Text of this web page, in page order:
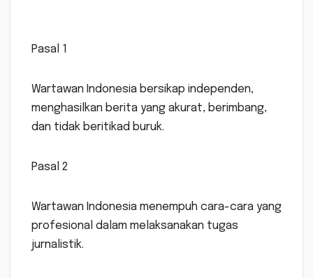
Pasal 1
Wartawan Indonesia bersikap independen,
menghasilkan berita yang akurat, berimbang,
dan tidak beritikad buruk.
Pasal 2
Wartawan Indonesia menempuh cara-cara yang
profesional dalam melaksanakan tugas
jurnalistik.